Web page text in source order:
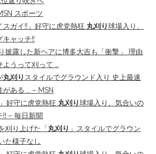
スポーツ
スガイ!!」好守に虎党熱狂 丸刈り球場入り、
キャッチ!!
披露した新ヘアに博多大吉も「衝撃」 理由
うって刈って …
丸刈り スタイルでグラウンド入り 史上最速
ある … – MSN
好守に虎党熱狂 丸刈り球場入り、気合いの
!! – 毎日新聞
刈り上げた「丸刈り 」スタイルでグラウン
た様子なし